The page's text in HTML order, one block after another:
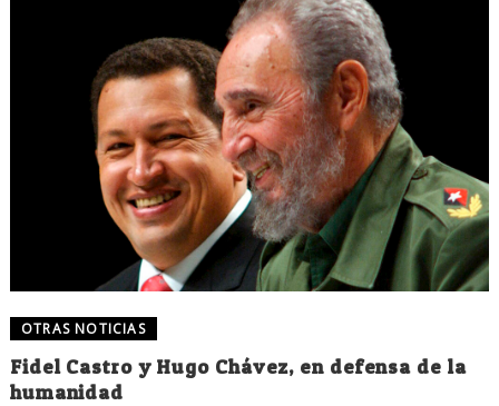
OTRAS NOTICIAS
Fidel Castro y Hugo Chávez, en defensa de la
humanidad